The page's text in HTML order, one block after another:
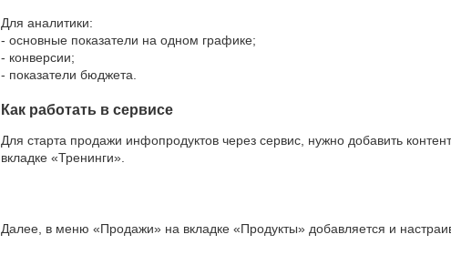
Для аналитики:
- основные показатели на одном графике;
- конверсии;
- показатели бюджета.
Как работать в сервисе
Для старта продажи инфопродуктов через сервис, нужно добавить
вкладке «Тренинги».
Далее, в меню «Продажи» на вкладке «Продукты» добавляется и